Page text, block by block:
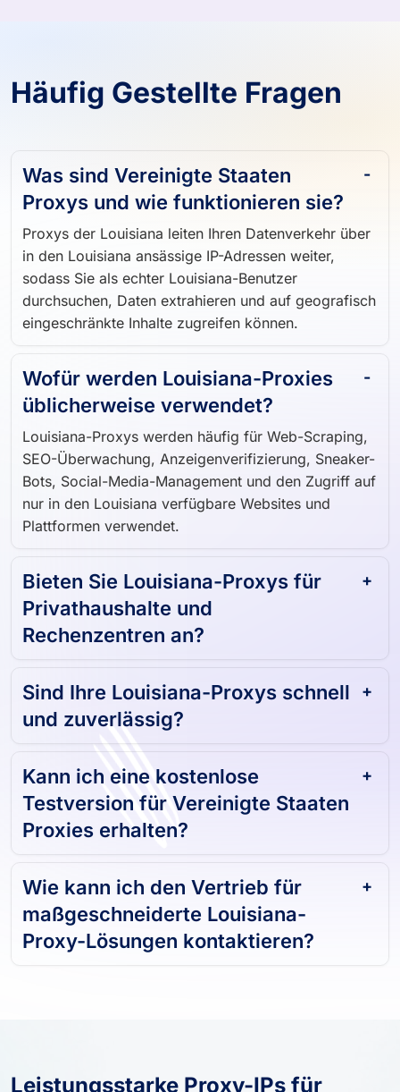
Häufig Gestellte Fragen
Was sind Vereinigte Staaten
Proxys und wie funktionieren sie?
Proxys der Louisiana leiten Ihren Datenverkehr über
in den Louisiana ansässige IP-Adressen weiter,
sodass Sie als echter Louisiana-Benutzer
durchsuchen, Daten extrahieren und auf geografisch
eingeschränkte Inhalte zugreifen können.
Wofür werden Louisiana-Proxies
üblicherweise verwendet?
Louisiana-Proxys werden häufig für Web-Scraping,
SEO-Überwachung, Anzeigenverifizierung, Sneaker-
Bots, Social-Media-Management und den Zugriff auf
nur in den Louisiana verfügbare Websites und
Plattformen verwendet.
Bieten Sie Louisiana-Proxys für
Privathaushalte und
Rechenzentren an?
Sind Ihre Louisiana-Proxys schnell
und zuverlässig?
Kann ich eine kostenlose
Testversion für Vereinigte Staaten
Proxies erhalten?
Wie kann ich den Vertrieb für
maßgeschneiderte Louisiana-
Proxy-Lösungen kontaktieren?